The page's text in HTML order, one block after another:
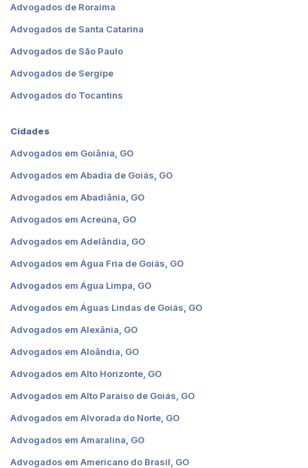
Advogados de Roraima
Advogados de Santa Catarina
Advogados de São Paulo
Advogados de Sergipe
Advogados do Tocantins
Cidades
Advogados em Goiânia, GO
Advogados em Abadia de Goiás, GO
Advogados em Abadiânia, GO
Advogados em Acreúna, GO
Advogados em Adelândia, GO
Advogados em Água Fria de Goiás, GO
Advogados em Água Limpa, GO
Advogados em Águas Lindas de Goiás, GO
Advogados em Alexânia, GO
Advogados em Aloândia, GO
Advogados em Alto Horizonte, GO
Advogados em Alto Paraíso de Goiás, GO
Advogados em Alvorada do Norte, GO
Advogados em Amaralina, GO
Advogados em Americano do Brasil, GO